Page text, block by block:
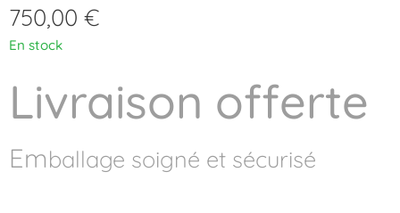
750,00 €
En stock
Livraison offerte
Emballage soigné et sécurisé